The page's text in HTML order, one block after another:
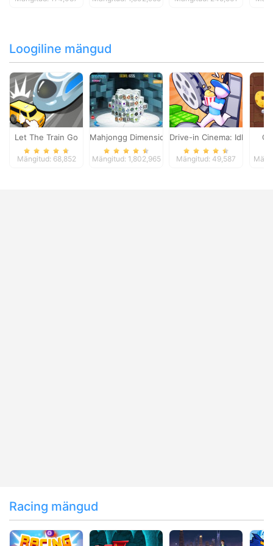
Loogiline mängud
Let The Train Go
Mängitud: 68,852
Mahjongg Dimensions
Mängitud: 1,802,965
Drive-in Cinema: Idle Game
Mängitud: 49,587
Racing mängud